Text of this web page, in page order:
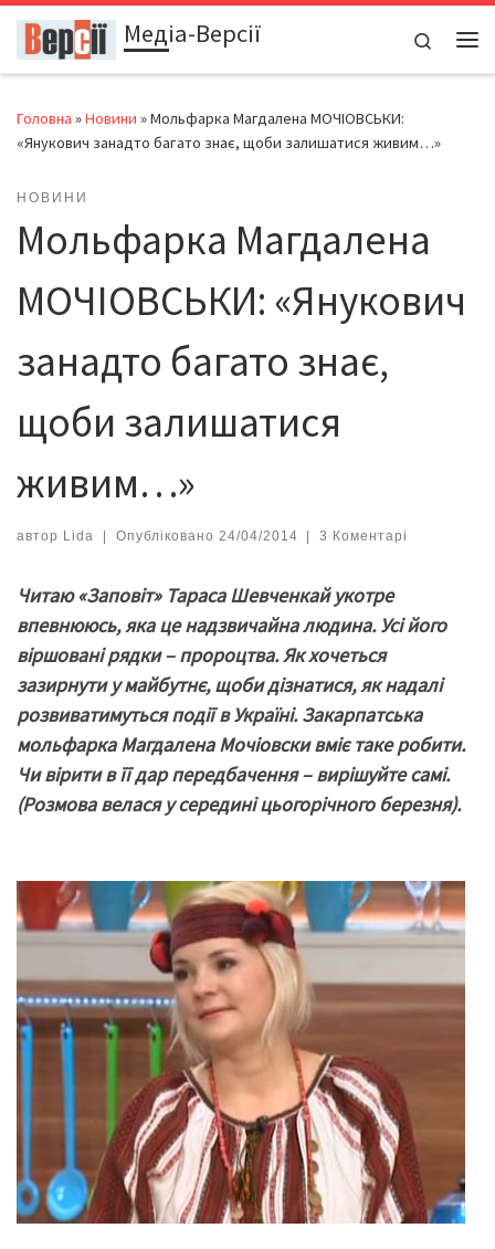
Перейти до вмістуМедіа-Версії
Search
Головна »Новини »Мольфарка Магдалена МОЧІОВСЬКИ:
«Янукович занадто багато знає, щоби залишатися живим…»
НОВИНИ
Мольфарка Магдалена
МОЧІОВСЬКИ: «Янукович
занадто багато знає,
щоби залишатися
живим…»
автор Lida | Опубліковано 24/04/2014 | 3 Коментарі
Читаю «Заповіт» Тараса Шевченкай укотре
впевнююсь, яка це надзвичайна людина. Усі його
віршовані рядки – пророцтва. Як хочеться
зазирнути у майбутнє, щоби дізнатися, як надалі
розвиватимуться події в Україні. Закарпатська
мольфаркаМагдалена Мочіовскивміє таке робити.
Чи вірити в її дар передбачення – вирішуйте самі.
(Розмова велася у середині цьогорічного березня).